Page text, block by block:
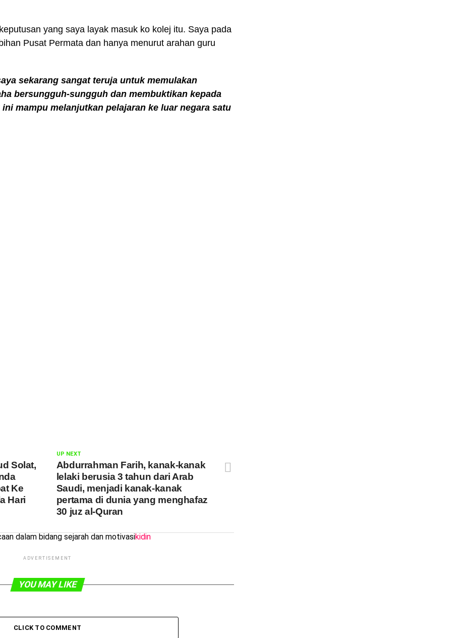
yang saya layak masuk ko kolej itu. Saya pada
Pusat Permata dan hanya menurut arahan guru
sekarang sangat teruja untuk memulakan
bersungguh-sungguh dan membuktikan kepada
mampu melanjutkan pelajaran ke luar negara satu
UP NEXT
Abdurrahman Farih, kanak-kanak
lelaki berusia 3 tahun dari Arab
Saudi, menjadi kanak-kanak
pertama di dunia yang menghafaz
30 juz al-Quran
Solat,
Ke
Hari
kidin
dalam bidang sejarah dan motivasi
ADVERTISEMENT
YOU MAY LIKE
CLICK TO COMMENT